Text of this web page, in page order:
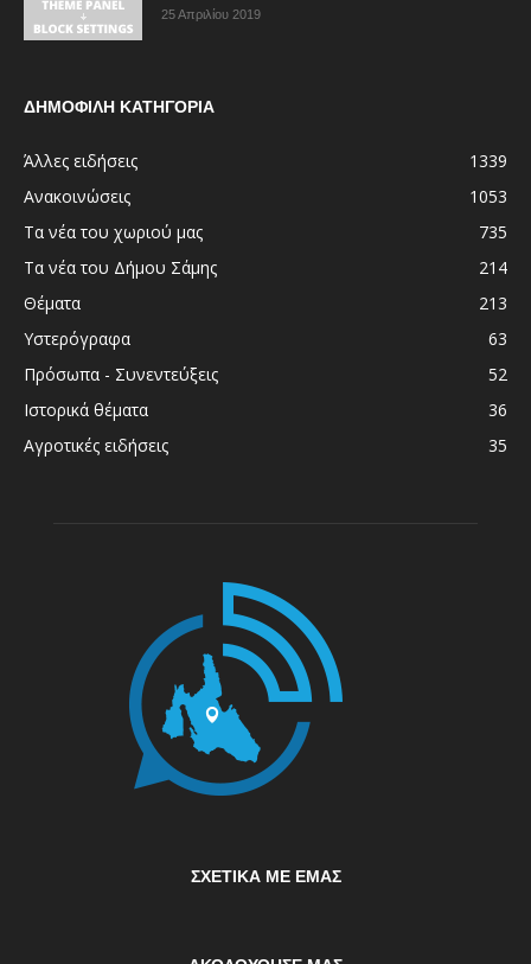
25 Απριλίου 2019
ΔΗΜΟΦΙΛΗ ΚΑΤΗΓΟΡΙΑ
Άλλες ειδήσεις
1339
Ανακοινώσεις
1053
Τα νέα του χωριού μας
735
Τα νέα του Δήμου Σάμης
214
Θέματα
213
Υστερόγραφα
63
Πρόσωπα - Συνεντεύξεις
52
Ιστορικά θέματα
36
Αγροτικές ειδήσεις
35
ΣΧΕΤΙΚΆ ΜΕ ΕΜΆΣ